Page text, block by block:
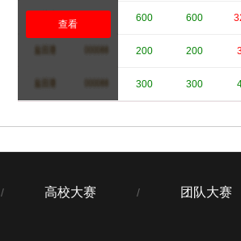
600 600
**** 200 200
**** 300 300
查看
/ 高校大赛 / 团队大赛